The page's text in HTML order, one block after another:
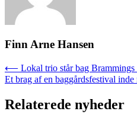
Finn Arne Hansen
Indlægsnavigation
⟵ Lokal trio står bag
Et brag af en baggårdsfestival
Relaterede nyheder